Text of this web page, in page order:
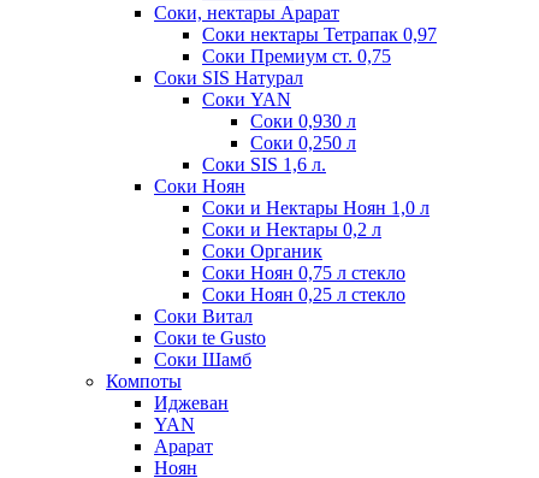
Соки, нектары Арарат
Соки нектары Тетрапак 0,97
Соки Премиум ст. 0,75
Соки SIS Натурал
Соки YAN
Соки 0,930 л
Соки 0,250 л
Соки SIS 1,6 л.
Соки Ноян
Соки и Нектары Ноян 1,0 л
Соки и Нектары 0,2 л
Соки Органик
Соки Ноян 0,75 л стекло
Соки Ноян 0,25 л стекло
Соки Витал
Соки te Gusto
Соки Шамб
Компоты
Иджеван
YAN
Арарат
Ноян